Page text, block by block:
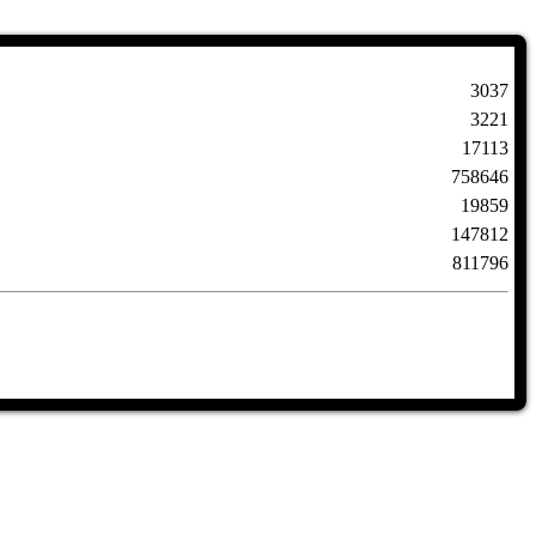
3037
3221
17113
758646
19859
147812
811796